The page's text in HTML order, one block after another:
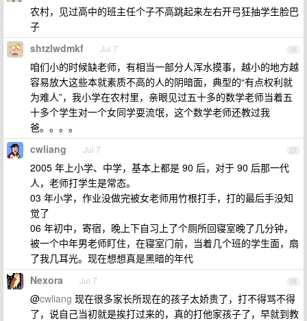
农村，见过高中的班主任个子不高跳起来左右开弓狂抽学生脸巴
子
26
shtzlwdmkf Jul 7
咱们小的时候缺老师，有相当一部分人浑水摸事，越小的地方越
容易放大这些本就素质不高的人的阴暗面，典型的“有点权利就
为难人”，我小学在农村里，亲眼见过五十多的数学老师当着五
十多个学生对一个女同学耍流氓，这个数学老师还教过我
爸。。。。
27
cwliang Jul 7
2005 年上小学、中学，基本上都是 90 后，对于 90 后那一代
人，老师打学生是常态。
03 年小学，作业没做完被女老师用竹根打手，打的最后手没知
觉了
06 年初中，寄宿，晚上下自习上了个厕所回寝室晚了几分钟，
被一个中年男老师盯住，在寝室门前，当着几个班的学生面，扇
了我几耳光。现在想想真是黑暗的年代
28
Nexora Jul 7
@cwliang 现在很多家长所现在的孩子太娇贵了，打不得骂不得
了，说自己当初就是挨打过来的，真的打他家孩子了，早就到教